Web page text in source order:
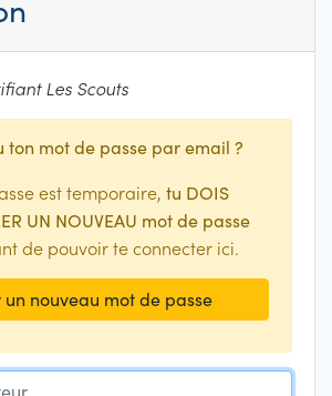
Les Scouts
ton mot de passe par email ?
est temporaire, tu DOIS
UN NOUVEAU mot de passe
de pouvoir te connecter ici.
un nouveau mot de passe